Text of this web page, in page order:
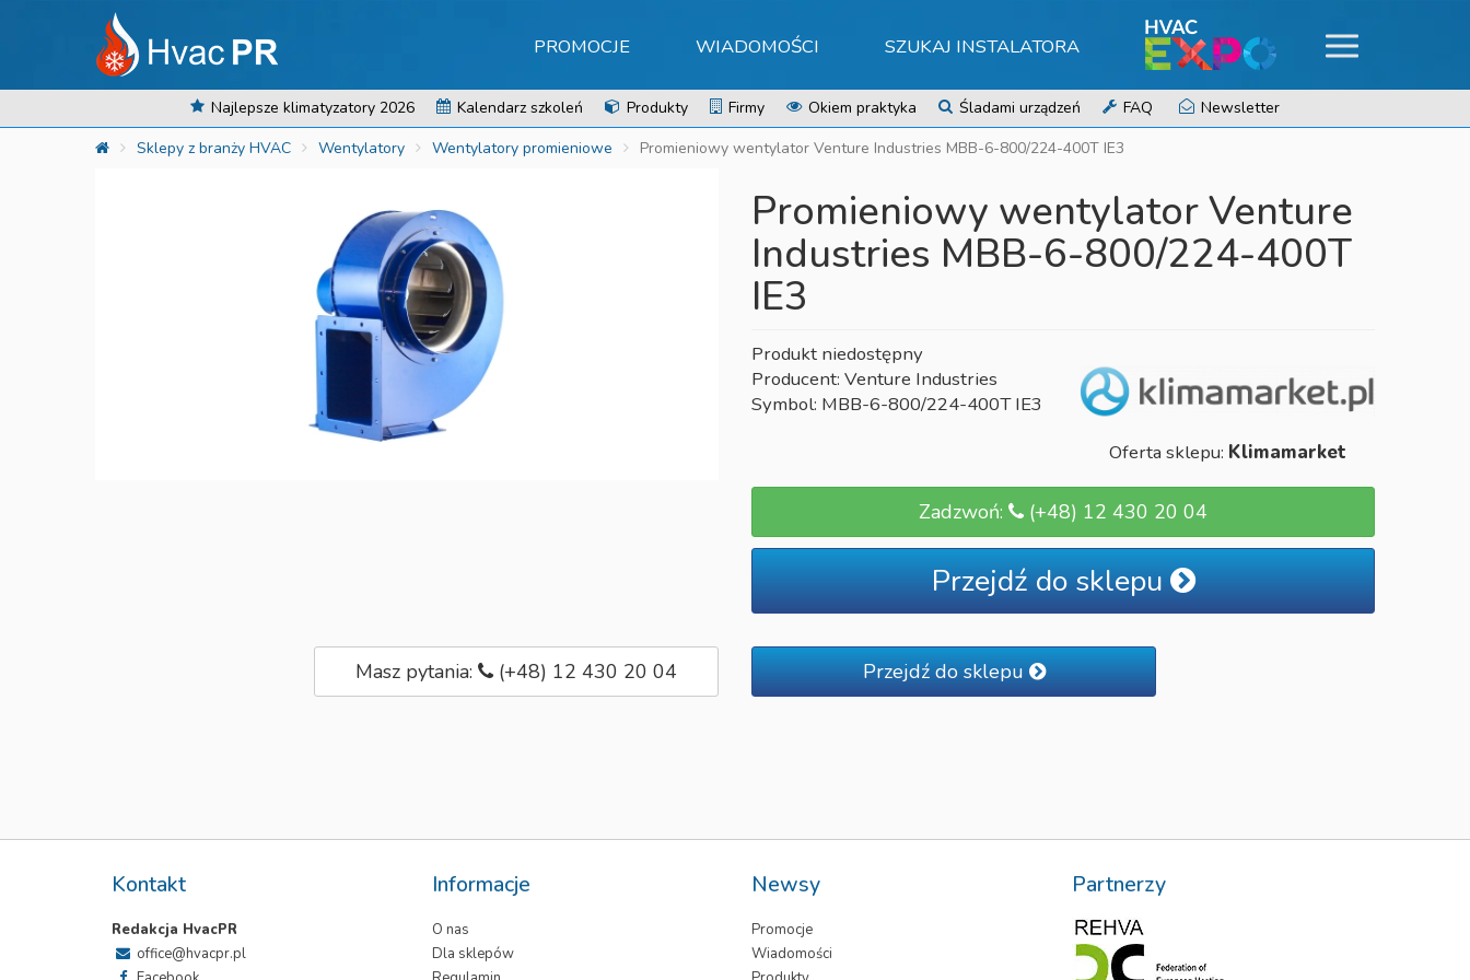
PROMOCJE WIADOMOŚCI SZUKAJ INSTALATORA
Najlepsze klimatyzatory 2026 Kalendarz szkoleń Produkty Firmy Okiem praktyka Śladami urządzeń FAQ
Newsletter
Sklepy z branży HVAC
Wentylatory Wentylatory promieniowe Promieniowy wentylator Venture Industries MBB-6-800/224-400T IE3
Promieniowy wentylator Venture
Industries MBB-6-800/224-400T
IE3
Produkt niedostępny
Producent: Venture Industries
Symbol: MBB-6-800/224-400T IE3
Oferta sklepu: Klimamarket
Zadzwoń: (+48) 12 430 20 04
Przejdź do sklepu
Masz pytania: (+48) 12 430 20 04 Przejdź do sklepu
Kontakt
Redakcja HvacPR
office@hvacpr.pl
Informacje
O nas
Dla sklepów
Newsy
Promocje
Wiadomości
Partnerzy